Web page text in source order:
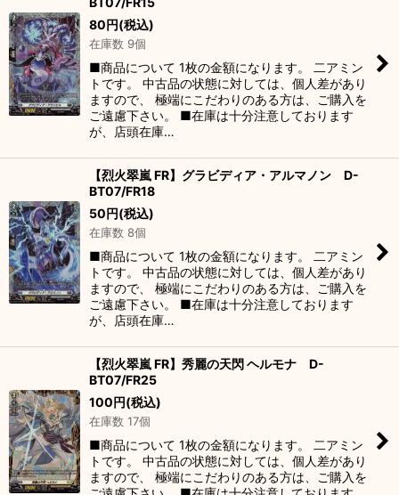
80円(税込)
在庫数 9個
■商品について 1枚の金額になります。 二アミン
トです。 中古品の状態に対しては、個人差があり
ますので、 極端にこだわりのある方は、ご購入を
ご遠慮下さい。 ■在庫は十分注意しております
が、店頭在庫…
【烈火翠嵐 FR】グラビディア・アルマノン D-
BT07/FR18
50円(税込)
在庫数 8個
■商品について 1枚の金額になります。 二アミン
トです。 中古品の状態に対しては、個人差があり
ますので、 極端にこだわりのある方は、ご購入を
ご遠慮下さい。 ■在庫は十分注意しております
が、店頭在庫…
【烈火翠嵐 FR】秀麗の天閃 ヘルモナ D-
BT07/FR25
100円(税込)
在庫数 17個
■商品について 1枚の金額になります。 二アミン
トです。 中古品の状態に対しては、個人差があり
ますので、 極端にこだわりのある方は、ご購入を